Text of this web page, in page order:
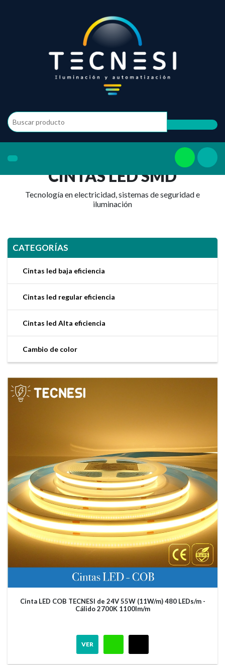
CINTAS LED SMD
Tecnología en electricidad, sistemas de seguridad e
iluminación
CATEGORÍAS
Cintas led baja eficiencia
Cintas led regular eficiencia
Cintas led Alta eficiencia
Cambio de color
Cinta LED COB TECNESI de 24V 55W (11W/m) 480 LEDs/m -
Cálido 2700K 1100lm/m
VER